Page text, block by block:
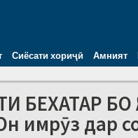
Сиёсати хориҷӣ Амният
БЕХАТАР БО
имрӯз дар